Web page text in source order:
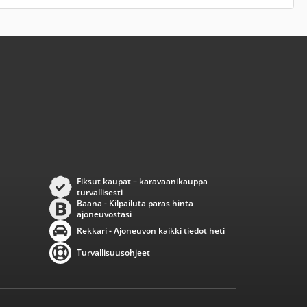
Fiksut kaupat – karavaanikauppa
turvallisesti
Baana - Kilpailuta paras hinta
ajoneuvostasi
Rekkari - Ajoneuvon kaikki tiedot heti
Turvallisuusohjeet